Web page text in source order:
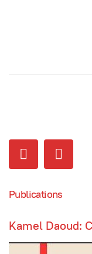
Publications
Kamel Daoud: